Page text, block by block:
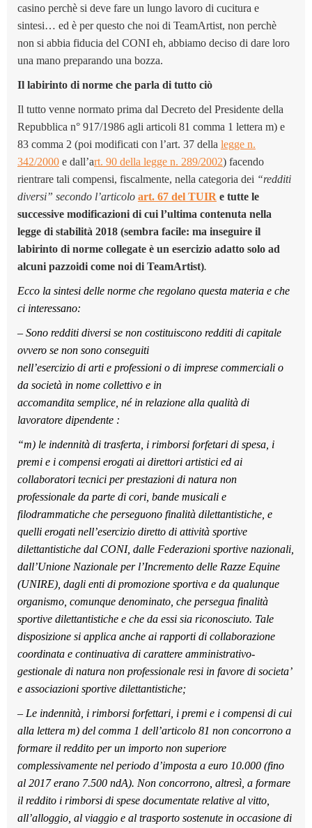
casino perchè si deve fare un lungo lavoro di cucitura e
sintesi… ed è per questo che noi di TeamArtist, non perchè
non si abbia fiducia del CONI eh, abbiamo deciso di dare loro
una mano preparando una bozza.
Il labirinto di norme che parla di tutto ciò
Il tutto venne normato prima dal Decreto del Presidente della
Repubblica n° 917/1986 agli articoli 81 comma 1 lettera m) e
83 comma 2 (poi modificati con l’art. 37 della legge n.
342/2000 e dall’art. 90 della legge n. 289/2002) facendo
rientrare tali compensi, fiscalmente, nella categoria dei “redditi
diversi” secondo l’articolo art. 67 del TUIR e tutte le
successive modificazioni di cui l’ultima contenuta nella
legge di stabilità 2018 (sembra facile: ma inseguire il
labirinto di norme collegate è un esercizio adatto solo ad
alcuni pazzoidi come noi di TeamArtist).
Ecco la sintesi delle norme che regolano questa materia e che
ci interessano:
– Sono redditi diversi se non costituiscono redditi di capitale
ovvero se non sono conseguiti
nell’esercizio di arti e professioni o di imprese commerciali o
da società in nome collettivo e in
accomandita semplice, né in relazione alla qualità di
lavoratore dipendente :
“m) le indennità di trasferta, i rimborsi forfetari di spesa, i
premi e i compensi erogati ai direttori artistici ed ai
collaboratori tecnici per prestazioni di natura non
professionale da parte di cori, bande musicali e
filodrammatiche che perseguono finalità dilettantistiche, e
quelli erogati nell’esercizio diretto di attività sportive
dilettantistiche dal CONI, dalle Federazioni sportive nazionali,
dall’Unione Nazionale per l’Incremento delle Razze Equine
(UNIRE), dagli enti di promozione sportiva e da qualunque
organismo, comunque denominato, che persegua finalità
sportive dilettantistiche e che da essi sia riconosciuto. Tale
disposizione si applica anche ai rapporti di collaborazione
coordinata e continuativa di carattere amministrativo-
gestionale di natura non professionale resi in favore di societa’
e associazioni sportive dilettantistiche;
– Le indennità, i rimborsi forfettari, i premi e i compensi di cui
alla lettera m) del comma 1 dell’articolo 81 non concorrono a
formare il reddito per un importo non superiore
complessivamente nel periodo d’imposta a euro 10.000 (fino
al 2017 erano 7.500 ndA). Non concorrono, altresì, a formare
il reddito i rimborsi di spese documentate relative al vitto,
all’alloggio, al viaggio e al trasporto sostenute in occasione di